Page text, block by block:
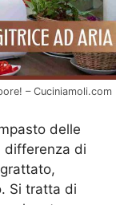
– Cuciniamoli.com
delle
differenza di
Si tratta di